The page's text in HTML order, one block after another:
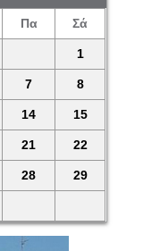
Πα Σά
1
7 8
14 15
21 22
28 29